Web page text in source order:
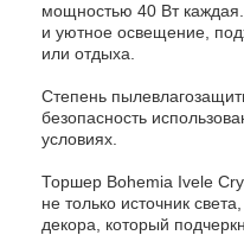
мощностью 40 Вт каждая.
и уютное освещение,
или отдыха.
Степень
безопасность
условиях.
Торшер Bohemia Ivele
не только источник
декора, который